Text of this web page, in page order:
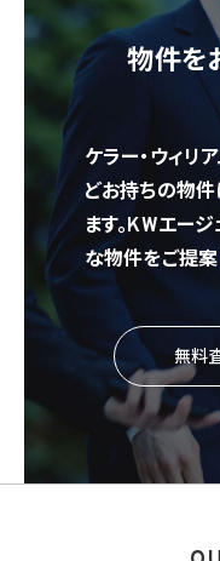
物件を
ケラー・ウィリ
どお持ちの物件
ます。KWエー
な物件をご提案
無料